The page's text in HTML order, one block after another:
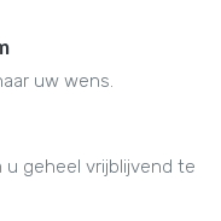
uw wens.
u geheel vrijblijvend te